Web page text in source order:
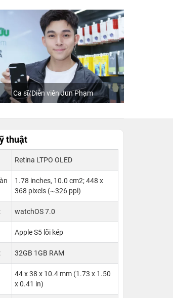
Khách mua hàng tại 24hStore
thuật
Retina LTPO OLED
1.78 inches, 10.0 cm2; 448 x
368 pixels (~326 ppi)
watchOS 7.0
Apple S5 lõi kép
32GB 1GB RAM
44 x 38 x 10.4 mm (1.73 x 1.50
x 0.41 in)